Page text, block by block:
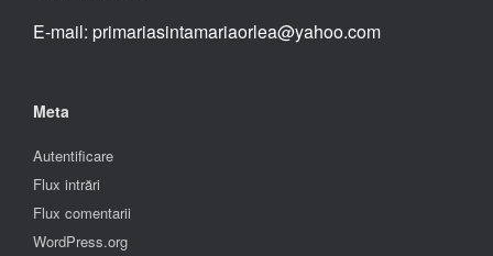
E-mail: primariasintamariaorlea@yahoo.com
Meta
Autentificare
Flux intrări
Flux comentarii
WordPress.org